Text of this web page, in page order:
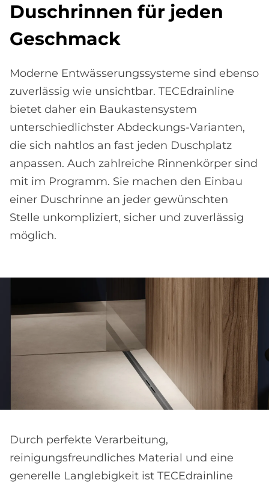
Dusch­rin­nen für je­den
Ge­schmack
Moderne Entwässerungssysteme sind ebenso
zuverlässig wie unsichtbar. TECEdrainline
bietet daher ein Baukastensystem
unterschiedlichster Abdeckungs-Varianten,
die sich nahtlos an fast jeden Duschplatz
anpassen. Auch zahlreiche Rinnenkörper sind
mit im Programm. Sie machen den Einbau
einer Duschrinne an jeder gewünschten
Stelle unkompliziert, sicher und zuverlässig
möglich.
Durch perfekte Verarbeitung,
reinigungsfreundliches Material und eine
generelle Langlebigkeit ist TECEdrainline